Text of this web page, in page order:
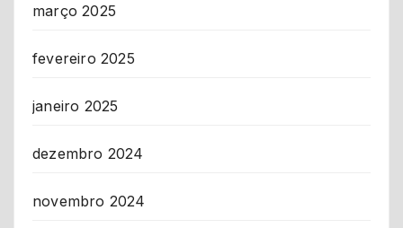
março 2025
fevereiro 2025
janeiro 2025
dezembro 2024
novembro 2024